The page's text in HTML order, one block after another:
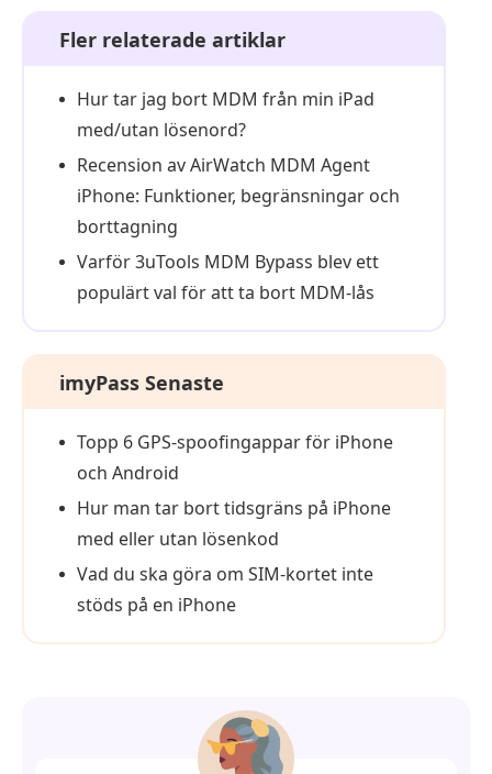
Fler relaterade artiklar
Hur tar jag bort MDM från min iPad
med/utan lösenord?
Recension av AirWatch MDM Agent
iPhone: Funktioner, begränsningar och
borttagning
Varför 3uTools MDM Bypass blev ett
populärt val för att ta bort MDM-lås
imyPass Senaste
Topp 6 GPS-spoofingappar för iPhone
och Android
Hur man tar bort tidsgräns på iPhone
med eller utan lösenkod
Vad du ska göra om SIM-kortet inte
stöds på en iPhone